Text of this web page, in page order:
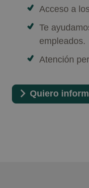
Acceso a
Te
empleados.
Atención
Quiero